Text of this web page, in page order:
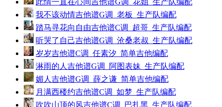
此情一直在心间吉他谱G调_花姐_生产队编配
我不该动情吉他谱G调_老板_生产队编配
踏马寻花向自由吉他谱C调_超哥_生产队编配
听哭了自己吉他谱G调_沧桑老叔_生产队编配
岁岁吉他谱C调_任素汐_简单吉他编配
淋雨的人吉他谱G调_阿图表妹_生产队编配
媚人吉他谱G调_薛之谦_简单吉他编配
月满西楼约吉他谱C调_如梦_生产队编配
吹吹山顶的风吉他谱C调_巴扎黑_生产队编配